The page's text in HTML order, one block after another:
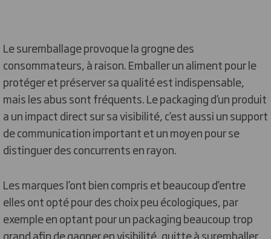
Le suremballage provoque la grogne des
consommateurs, à raison. Emballer un aliment pour le
protéger et préserver sa qualité est indispensable,
mais les abus sont fréquents. Le packaging d’un produit
a un impact direct sur sa visibilité, c’est aussi un support
de communication important et un moyen pour se
distinguer des concurrents en rayon.
Les marques l’ont bien compris et beaucoup d’entre
elles ont opté pour des choix peu écologiques, par
exemple en optant pour un packaging beaucoup trop
grand afin de gagner en visibilité, quitte à suremballer